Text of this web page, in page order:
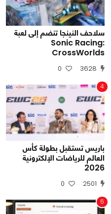
سلاحف النينجا تنضم إلى لعبة
Sonic Racing:
CrossWorlds
3628
0
4
باريس تستقبل بطولة كأس
العالم للرياضات الإلكترونية
2026
2501
0
6